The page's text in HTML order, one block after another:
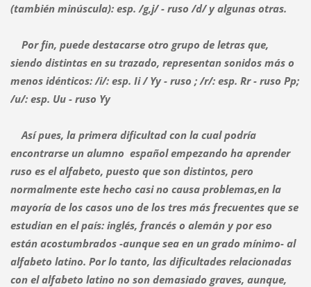
(también minúscula): esp. /g,j/ - ruso /d/ y algunas otras.
Por fin, puede destacarse otro grupo de letras que,
siendo distintas en su trazado, representan sonidos más o
menos idénticos: /i/: esp. Ii / Yy - ruso ; /r/: esp. Rr - ruso Pp;
/u/: esp. Uu - ruso Yy
Así pues, la primera dificultad con la cual podría
encontrarse un alumno español empezando ha aprender
ruso es el alfabeto, puesto que son distintos, pero
normalmente este hecho casi no causa problemas,en la
mayoría de los casos uno de los tres más frecuentes que se
estudian en el país: inglés, francés o alemán y por eso
están acostumbrados -aunque sea en un grado mínimo- al
alfabeto latino. Por lo tanto, las dificultades relacionadas
con el alfabeto latino no son demasiado graves, aunque,